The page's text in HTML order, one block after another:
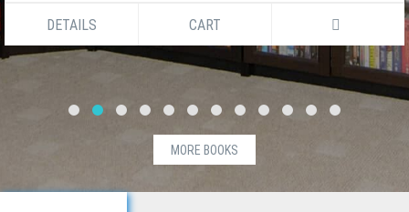
DETAILS CART
MORE BOOKS